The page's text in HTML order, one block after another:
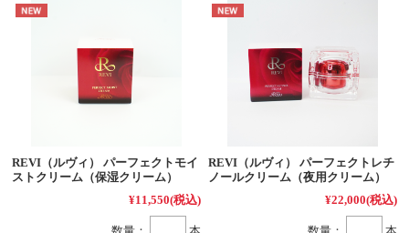
REVI（ルヴィ） パーフェクトモイ
ストクリーム（保湿クリーム）
¥11,550(税込)
REVI（ルヴィ） パーフェクトレチ
ノールクリーム（夜用クリーム）
¥22,000(税込)